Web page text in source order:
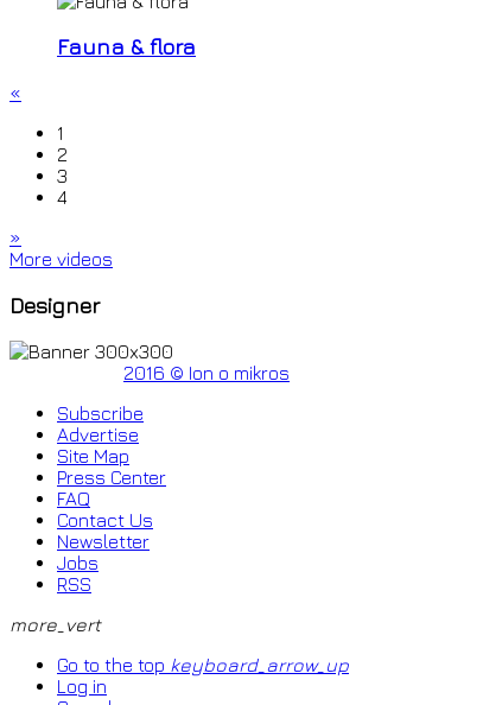
Fauna & flora
«
1
2
3
4
»
More videos
Designer
2016 © Ion o mikros
Subscribe
Advertise
Site Map
Press Center
FAQ
Contact Us
Newsletter
Jobs
RSS
more_vert
Go to the top keyboard_arrow_up
Log in